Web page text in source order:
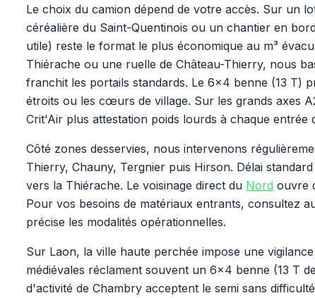
Le choix du camion dépend de votre accès. Sur un
céréalière du Saint-Quentinois ou un chantier en
utile) reste le format le plus économique au m³
Thiérache ou une ruelle de Château-Thierry, nous
franchit les portails standards. Le 6x4 benne (13 T)
étroits ou les cœurs de village. Sur les grands axes
Crit'Air plus attestation poids lourds à chaque entrée
Côté zones desservies, nous intervenons
Thierry, Chauny, Tergnier puis Hirson. Délai
vers la Thiérache. Le voisinage direct du Nord ouvre
Pour vos besoins de matériaux entrants, consultez
précise les modalités opérationnelles.
Sur Laon, la ville haute perchée impose une
médiévales réclament souvent un 6x4 benne (13 T
d'activité de Chambry acceptent le semi sans